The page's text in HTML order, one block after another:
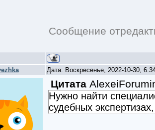
Сообщение
Дата: Воскресенье, 2022-10-30,
Цитата
Нужно найти
судебных